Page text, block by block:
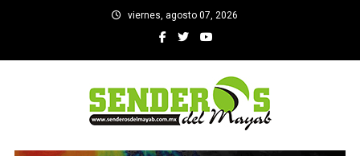
viernes, agosto 07, 2026
SENDEROS DEL MAYAB